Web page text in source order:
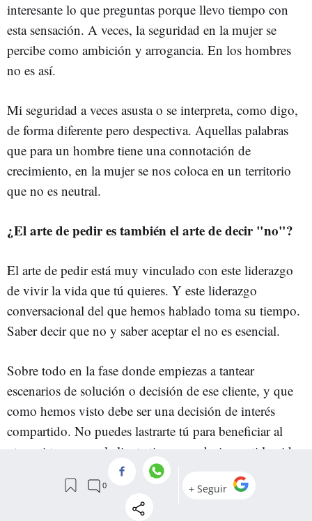
interesante lo que preguntas porque llevo tiempo con
esta sensación. A veces, la seguridad en la mujer se
percibe como ambición y arrogancia. En los hombres
no es así.
Mi seguridad a veces asusta o se interpreta, como digo,
de forma diferente pero despectiva. Aquellas palabras
que para un hombre tiene una connotación de
crecimiento, en la mujer se nos coloca en un territorio
que no es neutral.
¿El arte de pedir es también el arte de decir "no"?
El arte de pedir está muy vinculado con este liderazgo
de vivir la vida que tú quieres. Y este liderazgo
conversacional del que hemos hablado toma su tiempo.
Saber decir que no y saber aceptar el no es esencial.
Sobre todo en la fase donde empiezas a tantear
escenarios de solución o decisión de ese cliente, y que
como hemos visto debe ser una decisión de interés
compartido. No puedes lastrarte tú para beneficiar al
otro, ni tampoco el cliente tiene que decir por ti la vida
El "no" funciona en ambos sentidos